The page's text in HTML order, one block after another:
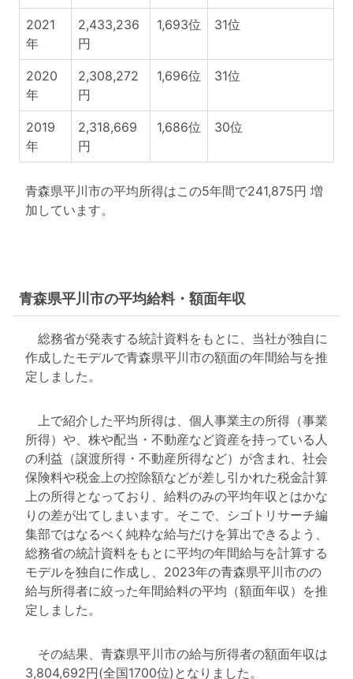
2021
年
2,433,236
円
1,693位 31位
2020
年
2,308,272
円
1,696位 31位
2019
年
2,318,669
円
1,686位 30位
青森県平川市の平均所得はこの5年間で241,875円 増
加しています。
青森県平川市の平均給料・額面年収
総務省が発表する統計資料をもとに、当社が独自に
作成したモデルで青森県平川市の額面の年間給与を推
定しました。
上で紹介した平均所得は、個人事業主の所得（事業
所得）や、株や配当・不動産など資産を持っている人
の利益（譲渡所得・不動産所得など）が含まれ、社会
保険料や税金上の控除額などが差し引かれた税金計算
上の所得となっており、給料のみの平均年収とはかな
りの差が出てしまいます。そこで、シゴトリサーチ編
集部ではなるべく純粋な給与だけを算出できるよう、
総務省の統計資料をもとに平均の年間給与を計算する
モデルを独自に作成し、2023年の青森県平川市のの
給与所得者に絞った年間給料の平均（額面年収）を推
定しました。
その結果、青森県平川市の給与所得者の額面年収は
3,804,692円(全国1700位)となりました。